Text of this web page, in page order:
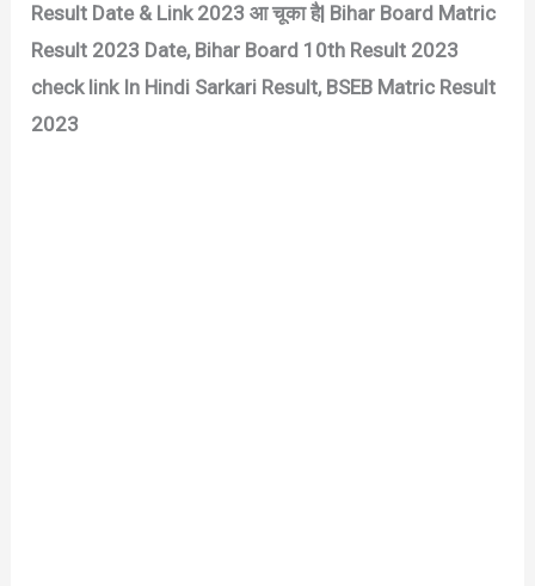
Result Date & Link 2023 आ चूका है| Bihar Board Matric
Result 2023 Date, Bihar Board 10th Result 2023
check link In Hindi Sarkari Result, BSEB Matric Result
2023